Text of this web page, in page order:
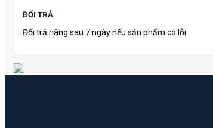
ĐỔI TRẢ
Đổi trả hàng sau 7 ngày nếu sản phẩm có lỗi